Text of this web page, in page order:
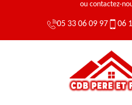
ou contactez-
05 33 06 09 97 06